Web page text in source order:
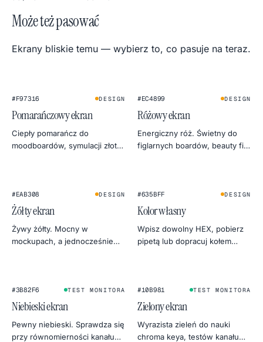
Może też pasować
Ekrany bliskie temu — wybierz to, co pasuje na teraz.
#F97316 DESIGN
Pomarańczowy ekran
Ciepły pomarańcz do
moodboardów, symulacji złotej
#EC4899 DESIGN
Różowy ekran
Energiczny róż. Świetny do
figlarnych boardów, beauty fill
#EAB308 DESIGN
Żółty ekran
Żywy żółty. Mocny w
mockupach, a jednocześnie
★
#635BFF DESIGN
Kolor własny
Wpisz dowolny HEX, pobierz
pipetą lub dopracuj kołem
#3B82F6 TEST MONITORA
Niebieski ekran
Pewny niebieski. Sprawdza się
przy równomierności kanału
#10B981 TEST MONITORA
Zielony ekran
Wyrazista zieleń do nauki
chroma keya, testów kanału